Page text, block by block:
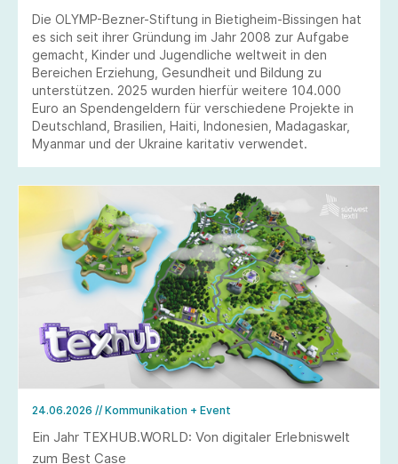
Die OLYMP-Bezner-Stiftung in Bietigheim-Bissingen hat
es sich seit ihrer Gründung im Jahr 2008 zur Aufgabe
gemacht, Kinder und Jugendliche weltweit in den
Bereichen Erziehung, Gesundheit und Bildung zu
unterstützen. 2025 wurden hierfür weitere 104.000
Euro an Spendengeldern für verschiedene Projekte in
Deutschland, Brasilien, Haiti, Indonesien, Madagaskar,
Myanmar und der Ukraine karitativ verwendet.
24.06.2026 // Kommunikation + Event
Ein Jahr TEXHUB.WORLD: Von digitaler Erlebniswelt
zum Best Case